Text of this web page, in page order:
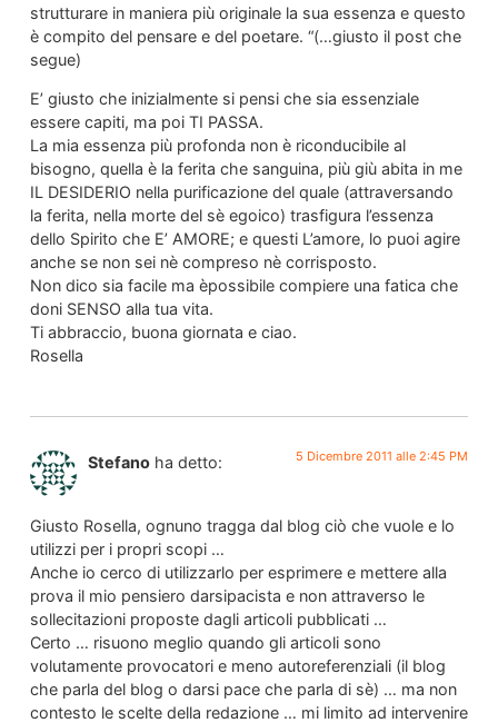
strutturare in maniera più originale la sua essenza e questo
è compito del pensare e del poetare. “(…giusto il post che
segue)
E’ giusto che inizialmente si pensi che sia essenziale
essere capiti, ma poi TI PASSA.
La mia essenza più profonda non è riconducibile al
bisogno, quella è la ferita che sanguina, più giù abita in me
IL DESIDERIO nella purificazione del quale (attraversando
la ferita, nella morte del sè egoico) trasfigura l’essenza
dello Spirito che E’ AMORE; e questi L’amore, lo puoi agire
anche se non sei nè compreso nè corrisposto.
Non dico sia facile ma èpossibile compiere una fatica che
doni SENSO alla tua vita.
Ti abbraccio, buona giornata e ciao.
Rosella
Stefano ha detto: 5 Dicembre 2011 alle 2:45 PM
Giusto Rosella, ognuno tragga dal blog ciò che vuole e lo
utilizzi per i propri scopi …
Anche io cerco di utilizzarlo per esprimere e mettere alla
prova il mio pensiero darsipacista e non attraverso le
sollecitazioni proposte dagli articoli pubblicati …
Certo … risuono meglio quando gli articoli sono
volutamente provocatori e meno autoreferenziali (il blog
che parla del blog o darsi pace che parla di sè) … ma non
contesto le scelte della redazione … mi limito ad intervenire